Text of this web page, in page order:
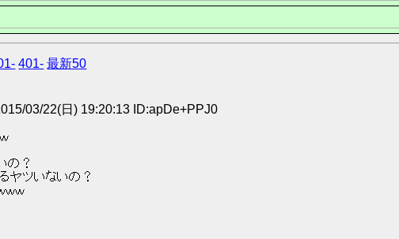
401- 最新50
03/22(日) 19:20:13 ID:apDe+PPJ0
の？
ヤツいないの？
ｗ